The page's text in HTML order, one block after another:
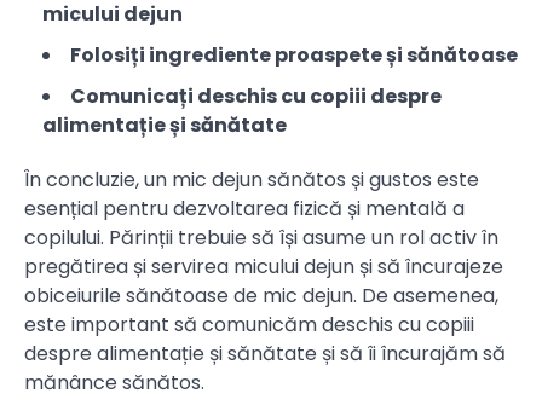
micului dejun
Folosiți ingrediente proaspete și sănătoase
Comunicați deschis cu copiii despre
alimentație și sănătate
În concluzie, un mic dejun sănătos și gustos este
esențial pentru dezvoltarea fizică și mentală a
copilului. Părinții trebuie să își asume un rol activ în
pregătirea și servirea micului dejun și să încurajeze
obiceiurile sănătoase de mic dejun. De asemenea,
este important să comunicăm deschis cu copiii
despre alimentație și sănătate și să îi încurajăm să
mănânce sănătos.